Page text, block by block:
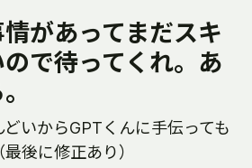
があってまだスキ
で待ってくれ。あ
いからGPTくんに手伝っても
後に修正あり）